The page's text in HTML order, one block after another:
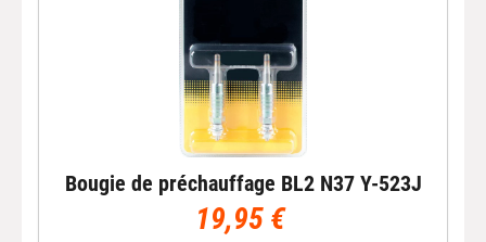
Bougie de préchauffage BL2 N37 Y-523J
19,95 €